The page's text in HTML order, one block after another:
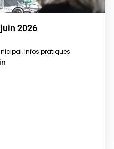
2026
,Infos pratiques